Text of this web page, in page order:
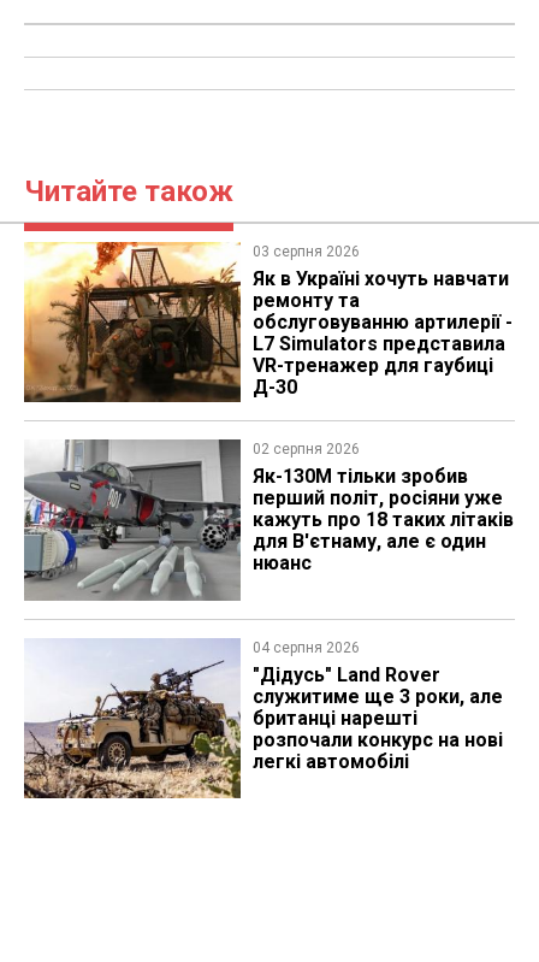
Читайте також
03 серпня 2026
Як в Україні хочуть навчати
ремонту та
обслуговуванню артилерії -
L7 Simulators представила
VR-тренажер для гаубиці
Д-30
02 серпня 2026
Як-130М тільки зробив
перший політ, росіяни уже
кажуть про 18 таких літаків
для В'єтнаму, але є один
нюанс
04 серпня 2026
"Дідусь" Land Rover
служитиме ще 3 роки, але
британці нарешті
розпочали конкурс на нові
легкі автомобілі